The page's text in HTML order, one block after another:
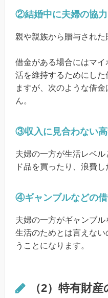
②結婚中に夫婦の協
親や親族から贈与された
借金がある場合にはマ
活を維持するためにした
ますが、次のような借
ん。
③収入に見合わない
夫婦の一方が生活レベ
ド品を買ったり、浪費し
④ギャンブルなどの
夫婦の一方がギャンブル
生活のためとは言えな
うことになります。
（2）特有財